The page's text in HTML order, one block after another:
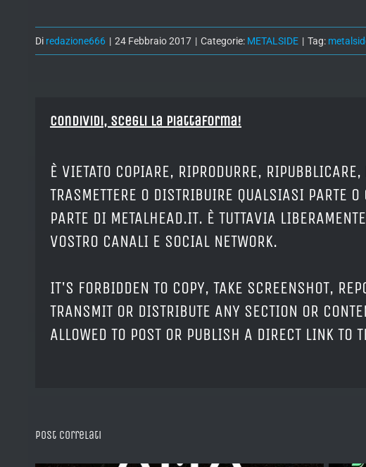
Di redazione666 | 24 Febbraio 2017 | Categorie: METALSIDE | Tag:
Condividi, Scegli la piattaforma!
È VIETATO COPIARE, RIPRODURRE,
TRASMETTERE O DISTRIBUIRE QUALSIASI PARTE
PARTE DI METALHEAD.IT. È TUTTAVIA
VOSTRO CANALI E SOCIAL NETWORK.
IT'S FORBIDDEN TO COPY, TAKE SCREENSHOT,
TRANSMIT OR DISTRIBUTE ANY SECTION OR
ALLOWED TO POST OR PUBLISH A DIRECT LINK TO
Post correlati